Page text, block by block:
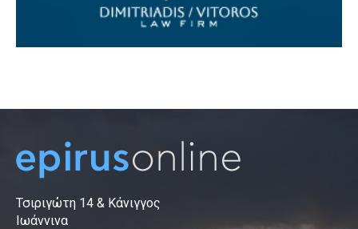
Τσιριγώτη 14 & Κάνιγγος
Ιωάννινα